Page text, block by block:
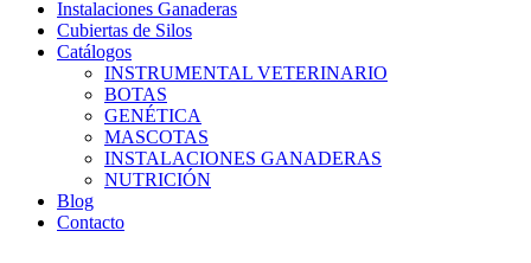
Instalaciones Ganaderas
Cubiertas de Silos
Catálogos
INSTRUMENTAL VETERINARIO
BOTAS
GENÉTICA
MASCOTAS
INSTALACIONES GANADERAS
NUTRICIÓN
Blog
Contacto